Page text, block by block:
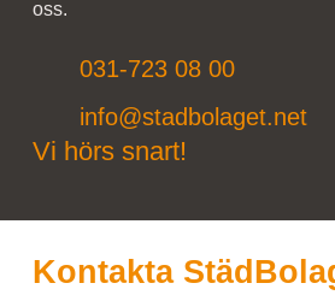
oss.
031-723 08 00
info@stadbolaget.net
Vi hörs snart!
Kontakta